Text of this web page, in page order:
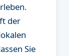
der
Sie